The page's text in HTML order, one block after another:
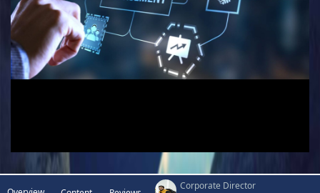
Corporate Director